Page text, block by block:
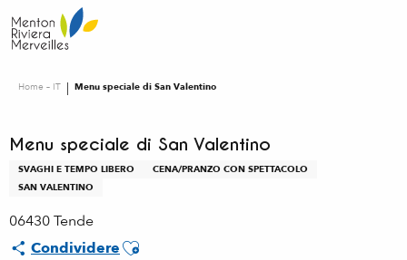
au
contenu
Home – IT Menu speciale di San Valentino
Menu speciale di San Valentino
SVAGHI E TEMPO LIBERO
CENA/PRANZO CON SPETTACOLO
SAN VALENTINO
06430 Tende
CondividereAjouter aux favoris